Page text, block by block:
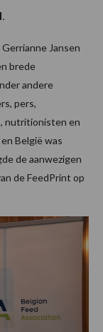
Jansen
brede
andere
pers,
nutritionisten en
België was
de aanwezigen
de FeedPrint op